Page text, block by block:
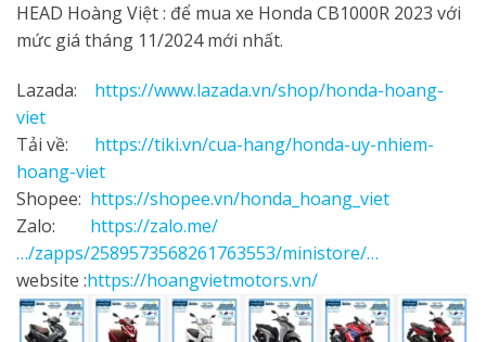
HEAD Hoàng Việt : để mua xe Honda CB1000R 2023 với
mức giá tháng 11/2024 mới nhất.
Lazada: https://www.lazada.vn/shop/honda-hoang-
viet
Tải về: https://tiki.vn/cua-hang/honda-uy-nhiem-
hoang-viet
Shopee: https://shopee.vn/honda_hoang_viet
Zalo: https://zalo.me/
…/zapps/2589573568261763553/ministore/…
website :https://hoangvietmotors.vn/